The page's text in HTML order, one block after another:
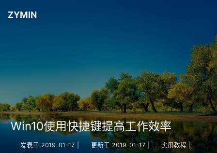
ZYMIN
Win10使用快捷键提高工作效率
发表于 2019-01-17 更新于 2019-01-17 | 实用教程 |